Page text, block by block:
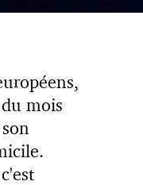
mois